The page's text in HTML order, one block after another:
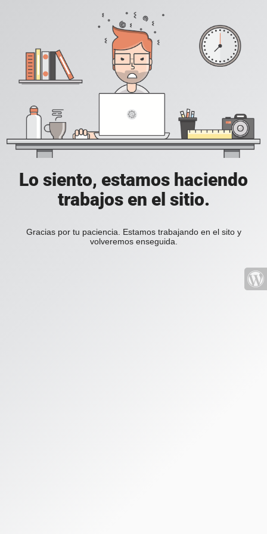
Lo siento, estamos haciendo
trabajos en el sitio.
Gracias por tu paciencia. Estamos trabajando en el sito y
volveremos enseguida.